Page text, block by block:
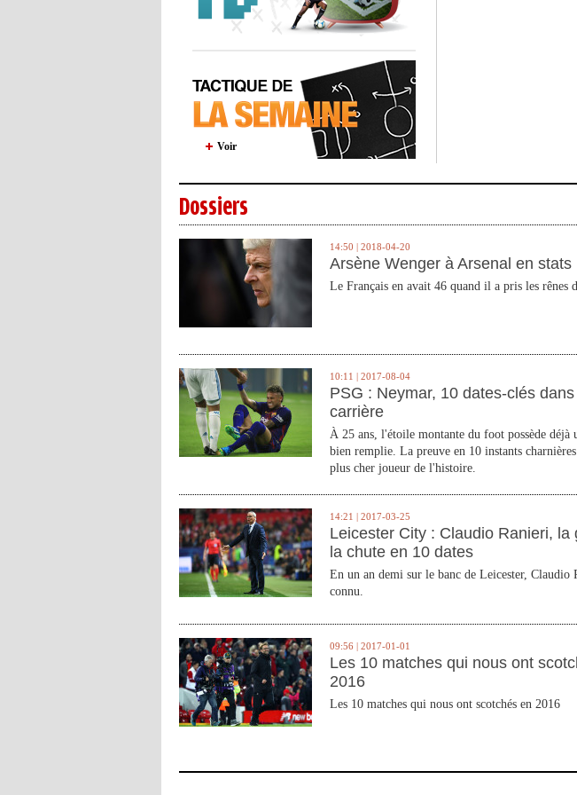
Voir
Dossiers
14:50 | 2018-04-20
Arsène Wenger à Arsenal en stats
Le Français en avait 46 quand il a pris les rênes
10:11 | 2017-08-04
PSG : Neymar, 10 dates-clés
carrière
À 25 ans, l'étoile montante du foot possède déjà
bien remplie. La preuve en 10 instants
plus cher joueur de l'histoire.
14:21 | 2017-03-25
Leicester City : Claudio Ranieri, la
la chute en 10 dates
En un an demi sur le banc de Leicester, Claudio
connu.
09:56 | 2017-01-01
Les 10 matches qui nous ont
2016
Les 10 matches qui nous ont scotchés en 2016